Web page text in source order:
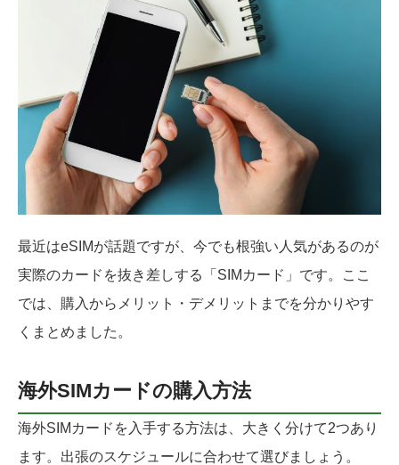
最近はeSIMが話題ですが、今でも根強い人気があるのが
実際のカードを抜き差しする「SIMカード」です。ここ
では、購入からメリット・デメリットまでを分かりやす
くまとめました。
海外SIMカードの購入方法
海外SIMカードを入手する方法は、大きく分けて2つあり
ます。出張のスケジュールに合わせて選びましょう。